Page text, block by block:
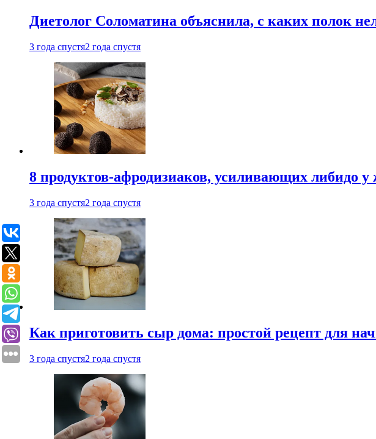
Диетолог Соломатина объяснила, с каких полок
3 года спустя2 года спустя
8 продуктов-афродизиаков, усиливающих либидо
3 года спустя2 года спустя
Как приготовить сыр дома: простой рецепт для
3 года спустя2 года спустя